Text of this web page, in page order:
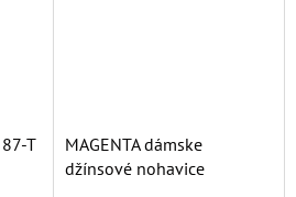
T
MAGENTA dámske
džínsové nohavice